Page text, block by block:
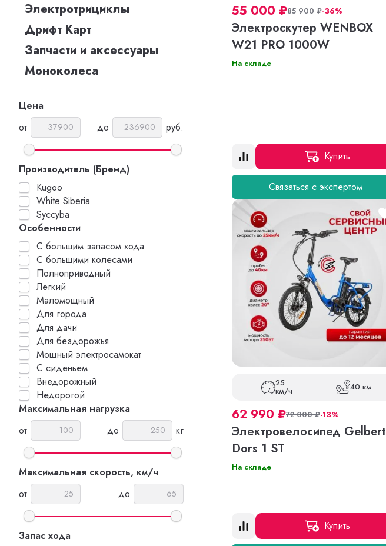
Электротрициклы
Дрифт Карт
Запчасти и аксессуары
Моноколеса
Цена
от
до руб.
Производитель (Бренд)
Kugoo
White Siberia
Syccyba
Особенности
С большим запасом хода
С большими колесами
Полноприводный
Легкий
Маломощный
Для города
Для дачи
Для бездорожья
Мощный электросамокат
С сиденьем
Внедорожный
Недорогой
Максимальная нагрузка
от
до кг
Максимальная скорость, км/ч
от
до
Запас хода
55 000 ₽85 900₽-36%
Электроскутер WENBOX
W21 PRO 1000W
На складе
Купить
Связаться с экспертом
25
км/ч 40 км
62 990 ₽72 000₽-13%
Электровелосипед Gelbert
Dors 1 ST
На складе
Купить